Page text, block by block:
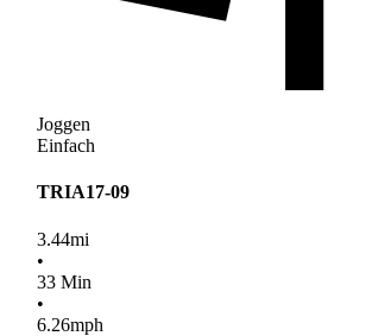
Joggen
Einfach
TRIA17-09
3.44mi
•
33Min
•
6.26mph